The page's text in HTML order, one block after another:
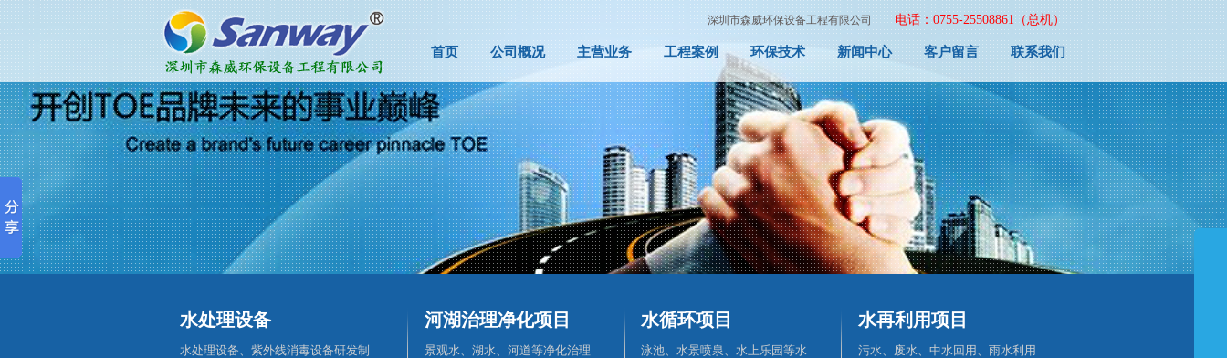
深圳市森威环保设备工程有限公司 电话：0755-25508861（总机）
首页 公司概况 主营业务 工程案例 环保技术 新闻中心 客户留言 联系我们
水处理设备
水处理设备、紫外线消毒设备研发制
河湖治理净化项目
景观水、湖水、河道等净化治理
水循环项目
泳池、水景喷泉、水上乐园等水
水再利用项目
污水、废水、中水回用、雨水利用